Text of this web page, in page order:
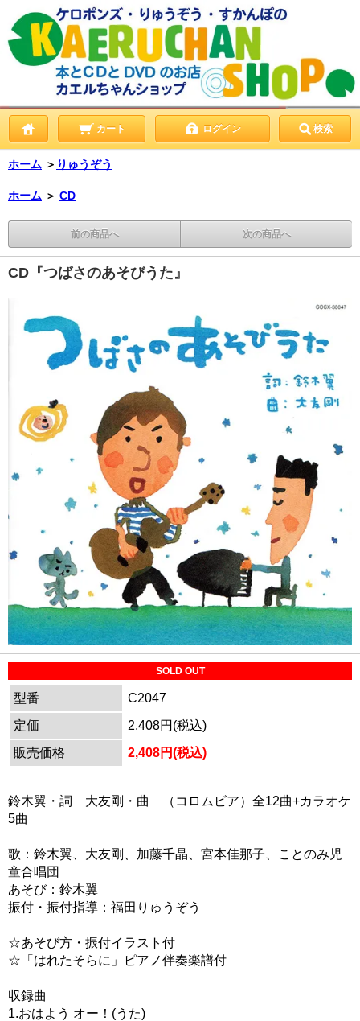
カート ログイン 検索
ホーム ＞ りゅうぞう
ホーム ＞ CD
前の商品へ 次の商品へ
CD『つばさのあそびうた』
SOLD OUT
型番
C2047
定価
2,408円(税込)
販売価格
2,408円(税込)
鈴木翼・詞 大友剛・曲 （コロムビア）全12曲+カラオケ
5曲
歌：鈴木翼、大友剛、加藤千晶、宮本佳那子、ことのみ児
童合唱団
あそび：鈴木翼
振付・振付指導：福田りゅうぞう
☆あそび方・振付イラスト付
☆「はれたそらに」ピアノ伴奏楽譜付
収録曲
1.おはよう オー！(うた)